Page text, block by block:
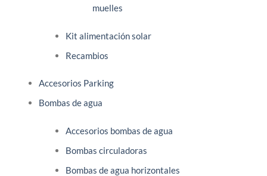
muelles
Kit alimentación solar
Recambios
Accesorios Parking
Bombas de agua
Accesorios bombas de agua
Bombas circuladoras
Bombas de agua horizontales